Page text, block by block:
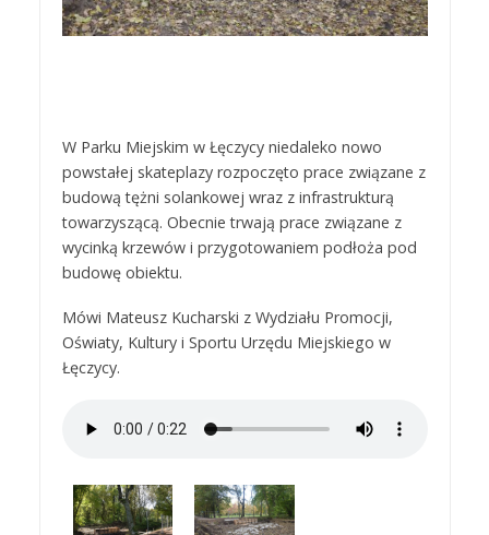
W Parku Miejskim w Łęczycy niedaleko nowo
powstałej skateplazy rozpoczęto prace związane z
budową tężni solankowej wraz z infrastrukturą
towarzyszącą. Obecnie trwają prace związane z
wycinką krzewów i przygotowaniem podłoża pod
budowę obiektu.
Mówi Mateusz Kucharski z Wydziału Promocji,
Oświaty, Kultury i Sportu Urzędu Miejskiego w
Łęczycy.